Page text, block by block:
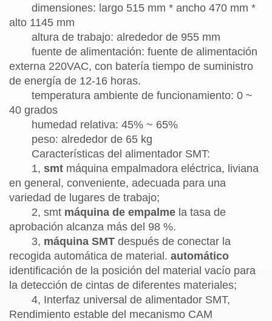
dimensiones: largo 515 mm * ancho 470 mm *
alto 1145 mm
altura de trabajo: alrededor de 955 mm
fuente de alimentación: fuente de alimentación
externa 220VAC, con batería tiempo de suministro
de energía de 12-16 horas.
temperatura ambiente de funcionamiento: 0 ~
40 grados
humedad relativa: 45% ~ 65%
peso: alrededor de 65 kg
Características del alimentador SMT:
1, smt máquina empalmadora eléctrica, liviana
en general, conveniente, adecuada para una
variedad de lugares de trabajo;
2, smt máquina de empalme la tasa de
aprobación alcanza más del 98 %.
3, máquina SMT después de conectar la
recogida automática de material. automático
identificación de la posición del material vacío para
la detección de cintas de diferentes materiales;
4, Interfaz universal de alimentador SMT,
Rendimiento estable del mecanismo CAM